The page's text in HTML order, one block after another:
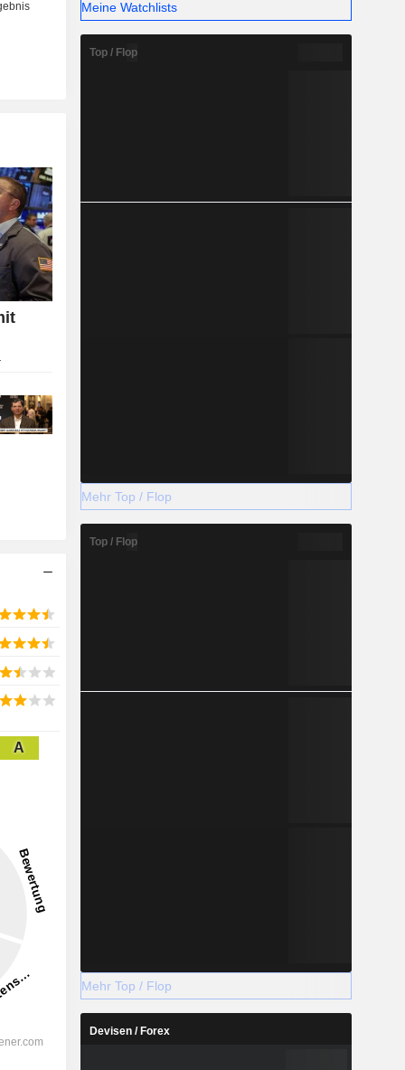
A
Meine Watchlists
Top / Flop
Mehr Top / Flop
Top / Flop
Mehr Top / Flop
Devisen / Forex